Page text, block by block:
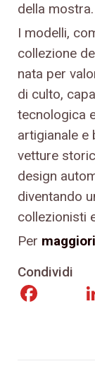
della mostra.
I modelli,
collezione
nata per
di culto,
tecnologica
artigianale e
vetture
design
diventando
collezionisti
Per
Condividi